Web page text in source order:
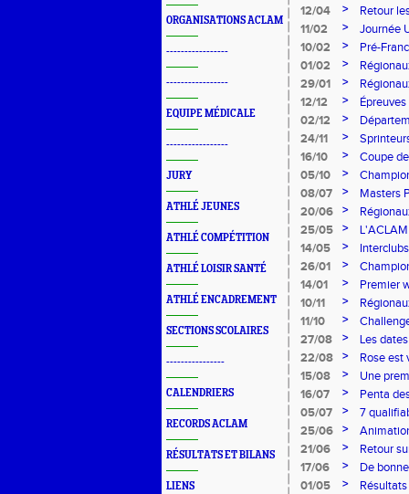
ORGANISATIONS ACLAM
-----------------
-----------------
EQUIPE MÉDICALE
-----------------
JURY
ATHLÉ JEUNES
ATHLÉ COMPÉTITION
ATHLÉ LOISIR SANTÉ
ATHLÉ ENCADREMENT
SECTIONS SCOLAIRES
----------------
CALENDRIERS
RECORDS ACLAM
RÉSULTATS ET BILANS
LIENS
l'ACLAM
12/04 >
Retour
11/02
>
Journée
régionaux
10/02 >
Pré-
01/02
>
Carhaix !
29/01 >
12/12
>
02/12
>
Reuil
24/11 >
d’hiver à
16/10 >
Coupe
05/10
>
Germond
08/07 >
Masters
20/06
>
25/05
>
14/05
>
26/01
>
14/01
>
Premier
10/11
>
11/10
>
nationale
27/08 >
Les
22/08
>
Rose est
15/08
>
Une
16/07
>
Penta
05/07
>
7
U20
25/06 >
21/06
>
Retour
17/06
>
De
01/05
>